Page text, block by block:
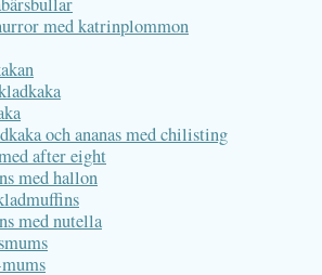
med katrinplommon
och ananas med chilisting
after eight
med hallon
med nutella